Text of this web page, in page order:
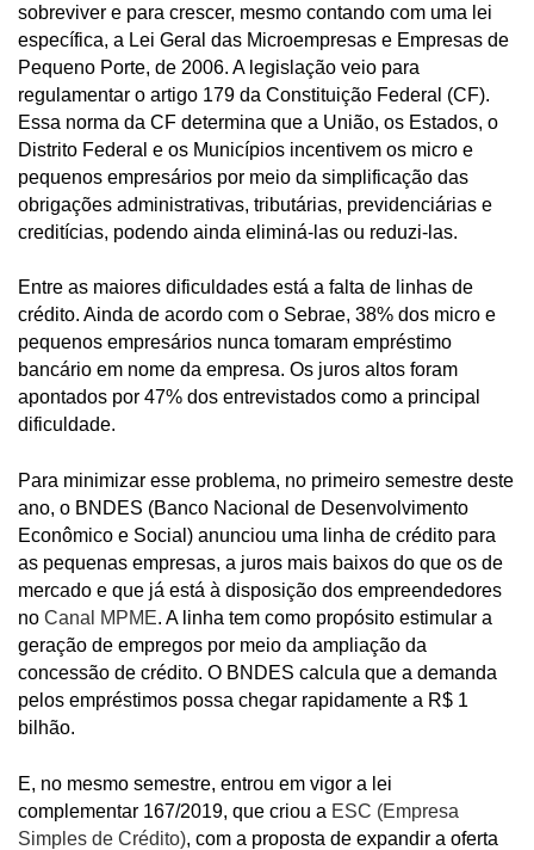
sobreviver e para crescer, mesmo contando com uma lei
específica, a Lei Geral das Microempresas e Empresas de
Pequeno Porte, de 2006. A legislação veio para
regulamentar o artigo 179 da Constituição Federal (CF).
Essa norma da CF determina que a União, os Estados, o
Distrito Federal e os Municípios incentivem os micro e
pequenos empresários por meio da simplificação das
obrigações administrativas, tributárias, previdenciárias e
creditícias, podendo ainda eliminá-las ou reduzi-las.
Entre as maiores dificuldades está a falta de linhas de
crédito. Ainda de acordo com o Sebrae, 38% dos micro e
pequenos empresários nunca tomaram empréstimo
bancário em nome da empresa. Os juros altos foram
apontados por 47% dos entrevistados como a principal
dificuldade.
Para minimizar esse problema, no primeiro semestre deste
ano, o BNDES (Banco Nacional de Desenvolvimento
Econômico e Social) anunciou uma linha de crédito para
as pequenas empresas, a juros mais baixos do que os de
mercado e que já está à disposição dos empreendedores
no Canal MPME. A linha tem como propósito estimular a
geração de empregos por meio da ampliação da
concessão de crédito. O BNDES calcula que a demanda
pelos empréstimos possa chegar rapidamente a R$ 1
bilhão.
E, no mesmo semestre, entrou em vigor a lei
complementar 167/2019, que criou a ESC (Empresa
Simples de Crédito), com a proposta de expandir a oferta